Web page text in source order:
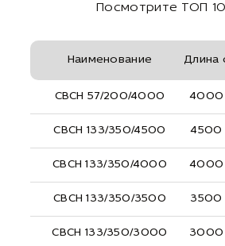
Посмотрите ТОП
Наименование Длина
СВСН 57/200/4000 4000
СВСН 133/350/4500 4500
СВСН 133/350/4000 4000
СВСН 133/350/3500 3500
СВСН 133/350/3000 3000